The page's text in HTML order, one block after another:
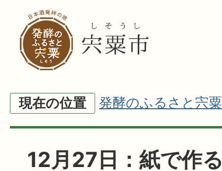
現在の位置 発酵のふるさと宍粟
12月27日：紙で作